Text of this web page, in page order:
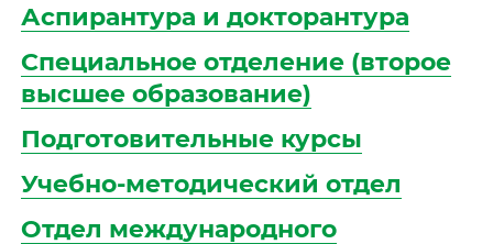
Аспирантура и докторантура
Специальное отделение (второе
высшее образование)
Подготовительные курсы
Учебно-методический отдел
Отдел международного